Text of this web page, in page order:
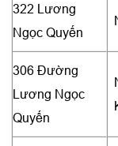
322 Lương
Ngọc Quyến
306 Đường
Lương Ngọc
Quyến